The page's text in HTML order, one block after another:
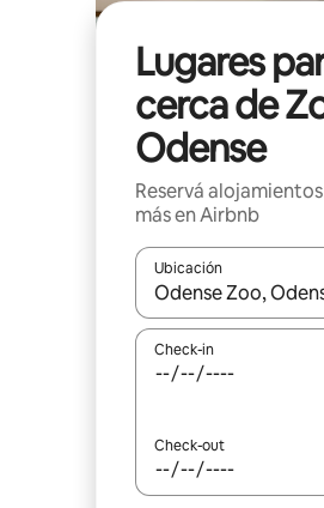
Lugares
cerca de
Odense
Reservá
más en Airbnb
Ubicación
Cuando los
Check-in
Check-out